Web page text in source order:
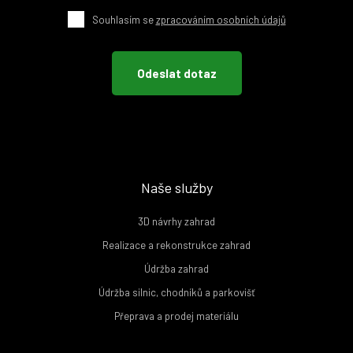
Souhlasím sezpracováním osobních údajů
Naše služby
3D návrhy zahrad
Realizace a rekonstrukce zahrad
Údržba zahrad
Údržba silnic, chodníků a parkovišť
Přeprava a prodej materiálu